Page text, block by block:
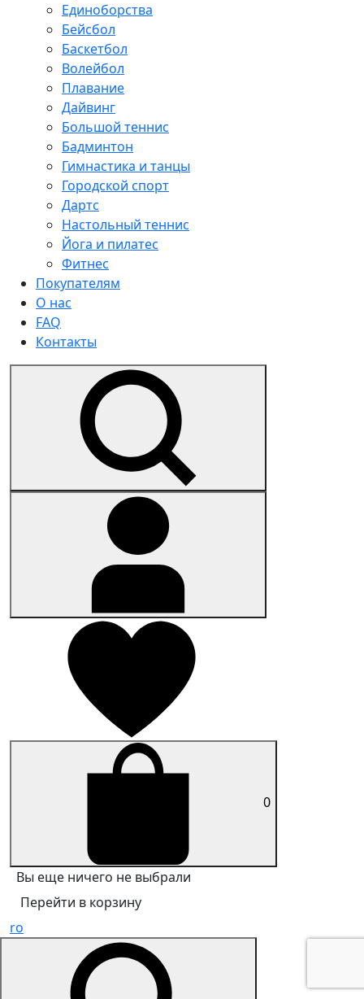
Единоборства
Бейсбол
Баскетбол
Волейбол
Плавание
Дайвинг
Большой теннис
Бадминтон
Гимнастика и танцы
Городской спорт
Дартс
Настольный теннис
Йога и пилатес
Фитнес
Покупателям
О нас
FAQ
Контакты
0
Вы еще ничего не выбрали
Перейти в корзину
ro